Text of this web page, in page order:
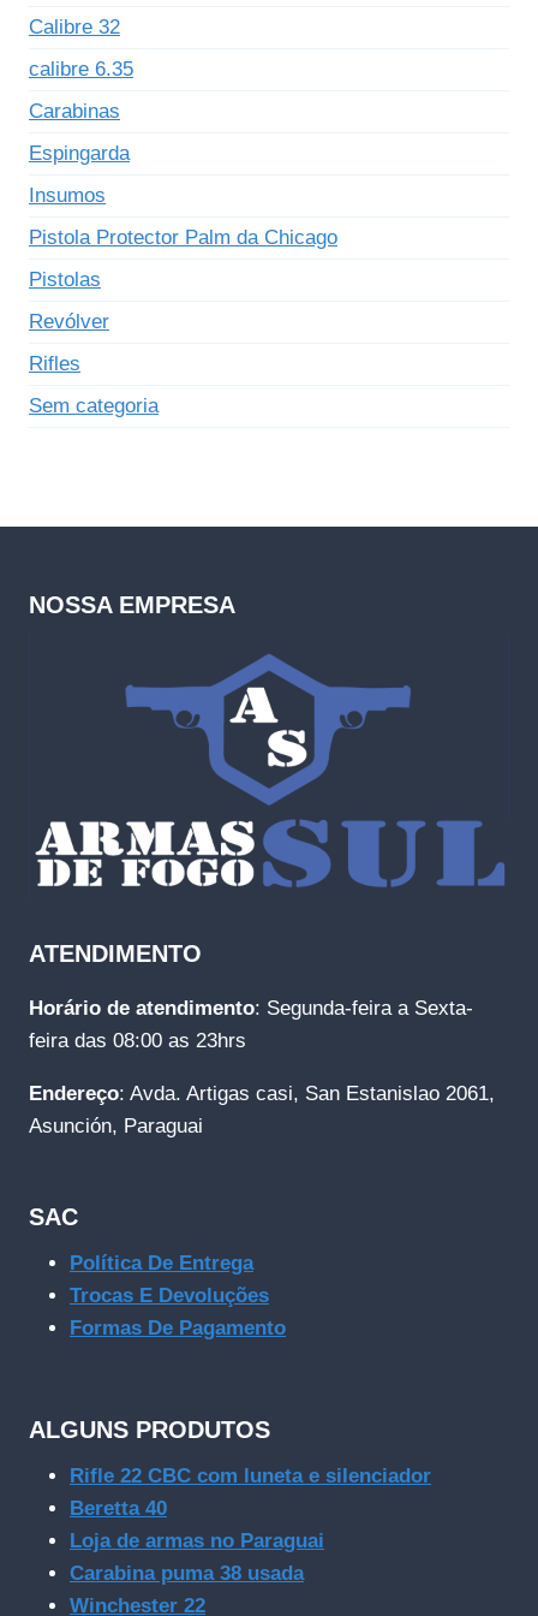
Calibre 32
calibre 6.35
Carabinas
Espingarda
Insumos
Pistola Protector Palm da Chicago
Pistolas
Revólver
Rifles
Sem categoria
NOSSA EMPRESA
ATENDIMENTO
Horário de atendimento: Segunda-feira a Sexta-
feira das 08:00 as 23hrs
Endereço: Avda. Artigas casi, San Estanislao 2061,
Asunción, Paraguai
SAC
Política De Entrega
Trocas E Devoluções
Formas De Pagamento
ALGUNS PRODUTOS
Rifle 22 CBC com luneta e silenciador
Beretta 40
Loja de armas no Paraguai
Carabina puma 38 usada
Winchester 22